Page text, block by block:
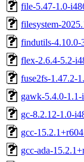
file-5.47-1.0-
filesystem-
findutils-4.10.0-
flex-2.6.4-5.2-
fuse2fs-1.47.2-
gawk-5.4.0-1.1-
gc-8.2.12-1.0-
gcc-
gcc-ada-